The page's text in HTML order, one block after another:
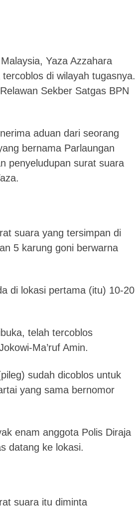
Yaza Azzahara
di wilayah tugasnya.
Sekber Satgas BPN
aduan dari seorang
bernama Parlaungan
penyeludupan surat suara
suara yang tersimpan di
5 karung goni berwarna
di lokasi pertama (itu) 10-20
telah tercoblos
Ma’ruf Amin.
sudah dicoblos untuk
yang sama bernomor
enam anggota Polis Diraja
datang ke lokasi.
suara itu diminta